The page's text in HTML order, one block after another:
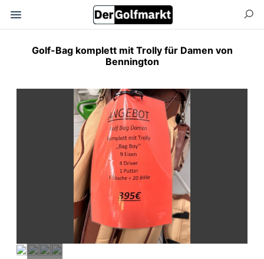
Golf-Bag komplett mit Trolly für Damen von
Bennington